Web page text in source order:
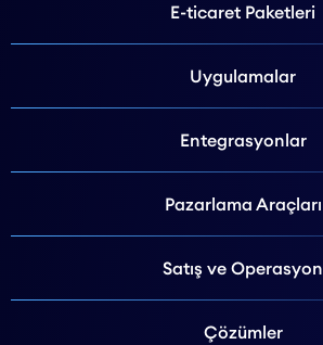
E-ticaret Paketleri
Uygulamalar
Entegrasyonlar
Pazarlama Araçları
Satış ve Operasyon
Çözümler